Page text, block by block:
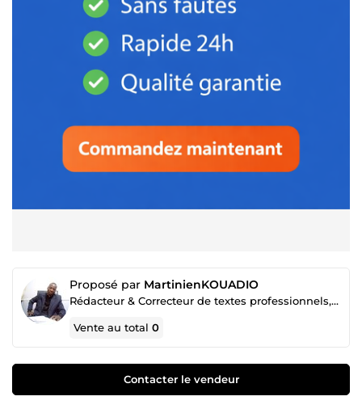
Proposé par MartinienKOUADIO
Rédacteur & Correcteur de textes professionnels, montage vidéo
Vente au total0
Contacter le vendeur